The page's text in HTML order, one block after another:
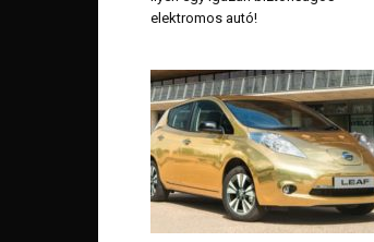
elektromos autó!